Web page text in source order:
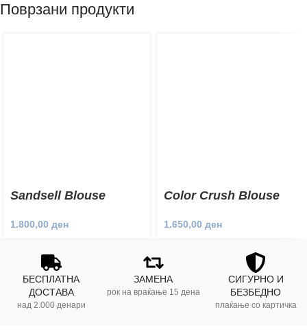
Поврзани продукти
Sandsell Blouse
1.800,00 ден
Color Crush Blouse
1.650,00 ден
БЕСПЛАТНА
ДОСТАВА
над 2.000 денари
ЗАМЕНА
рок на враќање 15 дена
СИГУРНО И
БЕЗБЕДНО
плаќање со картичка